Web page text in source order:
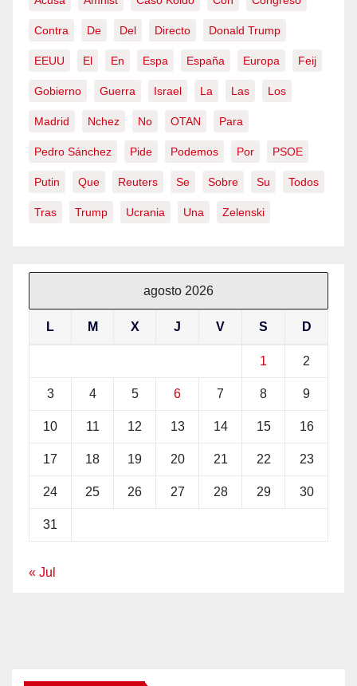
Contra De Del Directo Donald Trump
EEUU El En Espa España Europa Feij
Gobierno Guerra Israel La Las Los
Madrid Nchez No OTAN Para
Pedro Sánchez Pide Podemos Por PSOE
Putin Que Reuters Se Sobre Su Todos
Tras Trump Ucrania Una Zelenski
agosto 2026
L M X J V S D
1 2
3 4 5 6 7 8 9
10 11 12 13 14 15 16
17 18 19 20 21 22 23
24 25 26 27 28 29 30
31
« Jul